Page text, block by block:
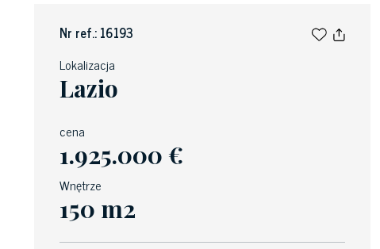
Nr ref.: 16193
Lokalizacja
Lazio
cena
1.925.000 €
Wnętrze
150 m2